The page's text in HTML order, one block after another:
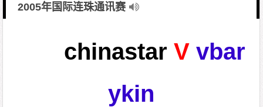
2005年国际连珠通讯赛
chinastar V vbar
ykin